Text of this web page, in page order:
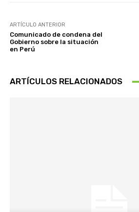
ARTÍCULO ANTERIOR
Comunicado de condena del
Gobierno sobre la situación
en Perú
ARTÍCULOS RELACIONADOS